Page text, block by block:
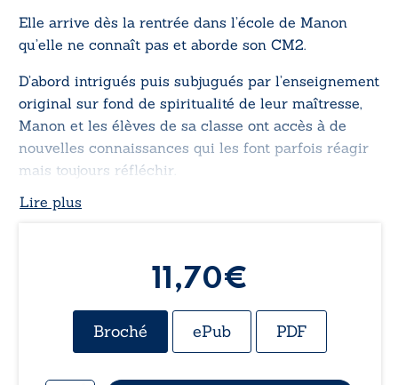
Elle arrive dès la rentrée dans l’école de Manon
qu’elle ne connaît pas et aborde son CM2.
D’abord intrigués puis subjugués par l’enseignement
original sur fond de spiritualité de leur maîtresse,
Manon et les élèves de sa classe ont accès à de
nouvelles connaissances qui les font parfois réagir
mais toujours réfléchir.
Lire plus
11,70€
Broché ePub PDF